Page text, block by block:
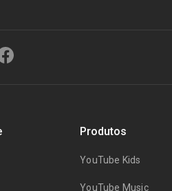
Produtos
YouTube Kids
YouTube Music